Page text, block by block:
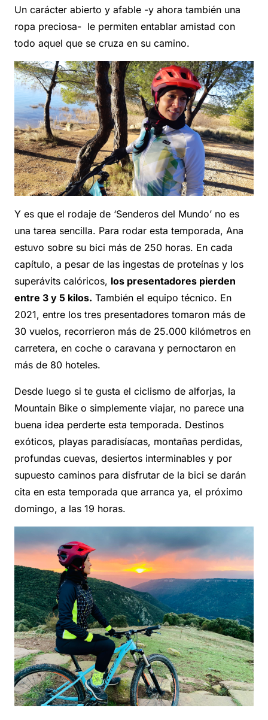
Un carácter abierto y afable -y ahora también una
ropa preciosa- le permiten entablar amistad con
todo aquel que se cruza en su camino.
Y es que el rodaje de ‘Senderos del Mundo’ no es
una tarea sencilla. Para rodar esta temporada, Ana
estuvo sobre su bici más de 250 horas. En cada
capítulo, a pesar de las ingestas de proteínas y los
superávits calóricos, los presentadores pierden
entre 3 y 5 kilos. También el equipo técnico. En
2021, entre los tres presentadores tomaron más de
30 vuelos, recorrieron más de 25.000 kilómetros en
carretera, en coche o caravana y pernoctaron en
más de 80 hoteles.
Desde luego si te gusta el ciclismo de alforjas, la
Mountain Bike o simplemente viajar, no parece una
buena idea perderte esta temporada. Destinos
exóticos, playas paradisíacas, montañas perdidas,
profundas cuevas, desiertos interminables y por
supuesto caminos para disfrutar de la bici se darán
cita en esta temporada que arranca ya, el próximo
domingo, a las 19 horas.